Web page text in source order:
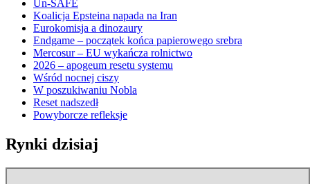
Un-SAFE
Koalicja Epsteina napada na Iran
Eurokomisja a dinozaury
Endgame – początek końca papierowego srebra
Mercosur – EU wykańcza rolnictwo
2026 – apogeum resetu systemu
Wśród nocnej ciszy
W poszukiwaniu Nobla
Reset nadszedł
Powyborcze refleksje
Rynki dzisiaj